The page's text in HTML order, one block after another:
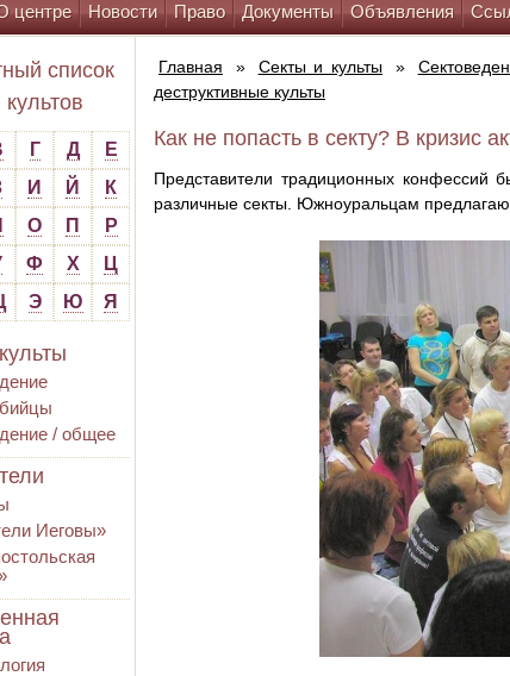
центре Новости Право Документы Объявления
список
культов
Г Д
Е
И Й
К
О П
Р
Ф Х
Ц
Э Ю Я
/ общее
Иеговы»
Главная » Секты и культы »
деструктивные культы
Как не попасть в секту? В кризис
Представители традиционных конфессий
различные секты. Южноуральцам